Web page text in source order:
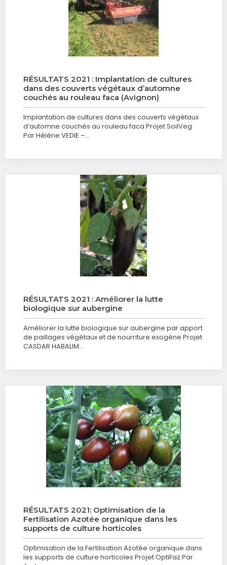
RÉSULTATS 2021 : Implantation de cultures
dans des couverts végétaux d’automne
couchés au rouleau faca (Avignon)
Implantation de cultures dans des couverts végétaux
d’automne couchés au rouleau faca Projet SoilVeg
Par Hélène VEDIE –…
RÉSULTATS 2021 : Améliorer la lutte
biologique sur aubergine
Améliorer la lutte biologique sur aubergine par apport
de paillages végétaux et de nourriture exogène Projet
CASDAR HABALIM…
RÉSULTATS 2021: Optimisation de la
Fertilisation Azotée organique dans les
supports de culture horticoles
Optimisation de la Fertilisation Azotée organique dans
les supports de culture horticoles Projet OptiFaz Par